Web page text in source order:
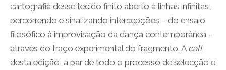
cartografia desse tecido finito aberto a linhas infinitas,
percorrendo e sinalizando intercepções – do ensaio
filosófico à improvisação da dança contemporânea –
através do traço experimental do fragmento. A call
desta edição, a par de todo o processo de selecção e